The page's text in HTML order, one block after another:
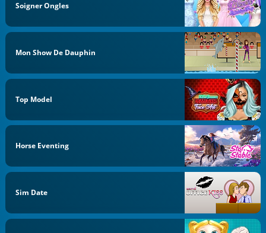
Soigner Ongles
Mon Show De Dauphin
Top Model
Horse Eventing
Sim Date